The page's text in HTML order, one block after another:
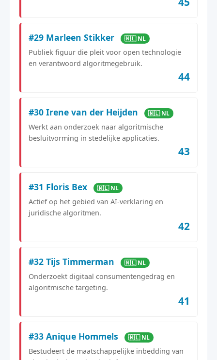
#29 Marleen Stikker 🇳🇱 NL
Publiek figuur die pleit voor open technologie
en verantwoord algoritmegebruik.
44
#30 Irene van der Heijden 🇳🇱 NL
Werkt aan onderzoek naar algoritmische
besluitvorming in stedelijke applicaties.
43
#31 Floris Bex 🇳🇱 NL
Actief op het gebied van AI-verklaring en
juridische algoritmen.
42
#32 Tijs Timmerman 🇳🇱 NL
Onderzoekt digitaal consumentengedrag en
algoritmische targeting.
41
#33 Anique Hommels 🇳🇱 NL
Bestudeert de maatschappelijke inbedding van